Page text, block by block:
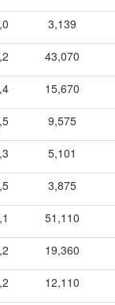
3,139
43,070
15,670
9,575
5,101
3,875
51,110
19,360
12,110